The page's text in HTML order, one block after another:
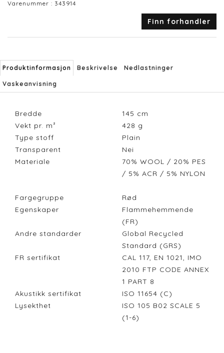
Varenummer : 343914
Finn forhandler
Produktinformasjon Beskrivelse Nedlastninger
Vaskeanvisning
Bredde 145 cm
Vekt pr. m²
428 g
Type stoff
Plain
Transparent
Nei
Materiale
70% WOOL / 20% PES
/ 5% ACR / 5% NYLON
Fargegruppe
Rød
Egenskaper
Flammehemmende
(FR)
Andre standarder
Global Recycled
Standard (GRS)
FR sertifikat
CAL 117, EN 1021, IMO
2010 FTP CODE ANNEX
1 PART 8
Akustikk sertifikat
ISO 11654 (C)
Lysekthet
ISO 105 B02 SCALE 5
(1-6)